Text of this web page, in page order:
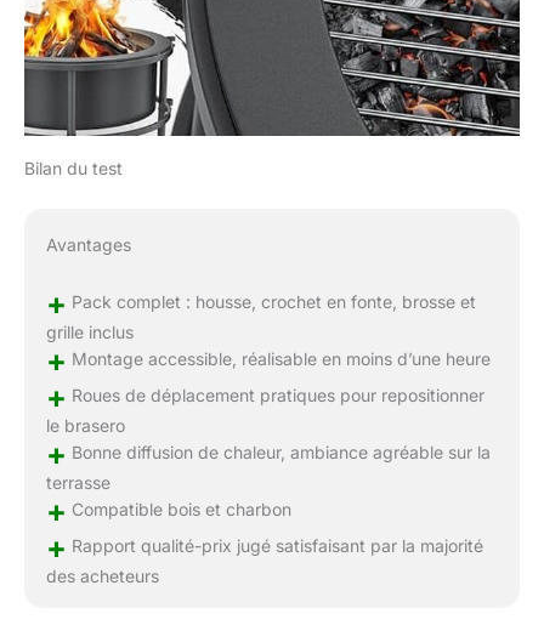
Bilan du test
Avantages
+ Pack complet : housse, crochet en fonte, brosse et
grille inclus
+ Montage accessible, réalisable en moins d’une heure
+ Roues de déplacement pratiques pour repositionner
le brasero
+ Bonne diffusion de chaleur, ambiance agréable sur la
terrasse
+ Compatible bois et charbon
+ Rapport qualité-prix jugé satisfaisant par la majorité
des acheteurs